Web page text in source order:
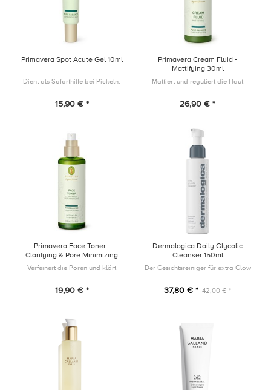
Primavera Spot Acute Gel 10ml
Dient als Soforthilfe bei Pickeln.
15,90 € *
Primavera Cream Fluid -
Mattifying 30ml
Mattiert und reguliert die Haut
26,90 € *
Primavera Face Toner -
Clarifying & Pore Minimizing
100ml
Verfeinert die Poren und klärt
19,90 € *
Dermalogica Daily Glycolic
Cleanser 150ml
Der Gesichtsreiniger für extra Glow
37,80 € * 42,00 € *